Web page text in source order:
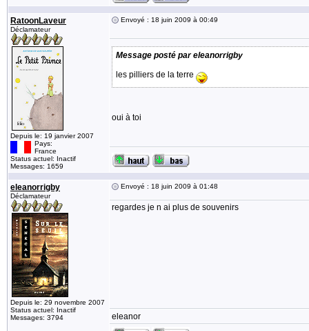
RatoonLaveur
Déclamateur
Depuis le: 19 janvier 2007
Pays:
France
Status actuel: Inactif
Messages: 1659
Envoyé : 18 juin 2009 à 00:49
Message posté par eleanorrigby
les pilliers de la terre
oui à toi
eleanorrigby
Déclamateur
Depuis le: 29 novembre 2007
Status actuel: Inactif
Messages: 3794
Envoyé : 18 juin 2009 à 01:48
regardes je n ai plus de souvenirs
eleanor